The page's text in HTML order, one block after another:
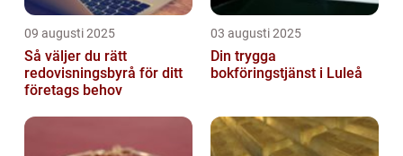
09 augusti 2025
Så väljer du rätt
redovisningsbyrå för ditt
företags behov
03 augusti 2025
Din trygga
bokföringstjänst i Luleå